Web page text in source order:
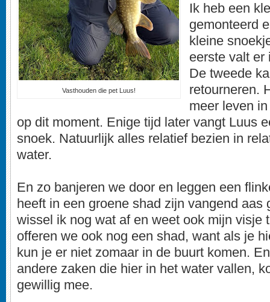
Vasthouden die pet Luus!
Ik heb een
gemonteerd
kleine
eerste valt er
De tweede
retourneren.
meer leven
op dit moment. Enige tijd later vangt Luus
snoek. Natuurlijk alles relatief bezien in
water.
En zo banjeren we door en leggen een
heeft in een groene shad zijn vangend aas
wissel ik nog wat af en weet ook mijn visje
offeren we ook nog een shad, want als je
kun je er niet zomaar in de buurt komen.
andere zaken die hier in het water vallen,
gewillig mee.